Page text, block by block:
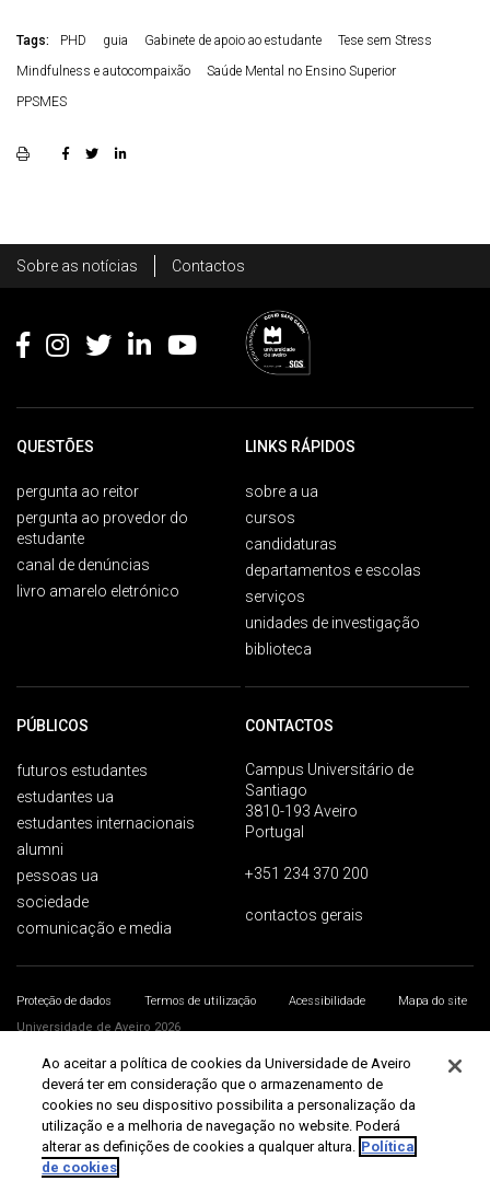
Tags: PHD guia Gabinete de apoio ao estudante
Tese sem Stress
Mindfulness e autocompaixão
Saúde Mental no Ensino Superior
PPSMES
Footer
Sobre as notícias Contactos
QUESTÕES
pergunta ao reitor
pergunta ao provedor do
estudante
canal de denúncias
livro amarelo eletrónico
LINKS RÁPIDOS
sobre a ua
cursos
candidaturas
departamentos e escolas
serviços
unidades de investigação
biblioteca
PÚBLICOS
futuros estudantes
estudantes ua
estudantes internacionais
alumni
pessoas ua
sociedade
comunicação e media
CONTACTOS
Campus Universitário de
Santiago
3810-193 Aveiro
Portugal
+351 234 370 200
contactos gerais
Proteção de dados Termos de utilização Acessibilidade
Mapa do site
Universidade de Aveiro 2026
Ao aceitar a política de cookies da Universidade de Aveiro
deverá ter em consideração que o armazenamento de
cookies no seu dispositivo possibilita a personalização da
utilização e a melhoria de navegação no website. Poderá
alterar as definições de cookies a qualquer altura. Política
de cookies